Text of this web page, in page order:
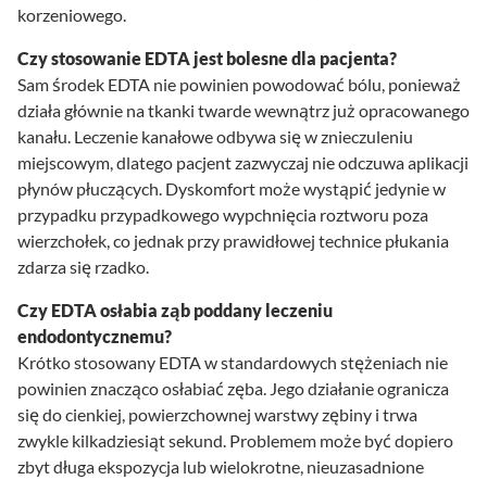
korzeniowego.
Czy stosowanie EDTA jest bolesne dla pacjenta?
Sam środek EDTA nie powinien powodować bólu, ponieważ
działa głównie na tkanki twarde wewnątrz już opracowanego
kanału. Leczenie kanałowe odbywa się w znieczuleniu
miejscowym, dlatego pacjent zazwyczaj nie odczuwa aplikacji
płynów płuczących. Dyskomfort może wystąpić jedynie w
przypadku przypadkowego wypchnięcia roztworu poza
wierzchołek, co jednak przy prawidłowej technice płukania
zdarza się rzadko.
Czy EDTA osłabia ząb poddany leczeniu
endodontycznemu?
Krótko stosowany EDTA w standardowych stężeniach nie
powinien znacząco osłabiać zęba. Jego działanie ogranicza
się do cienkiej, powierzchownej warstwy zębiny i trwa
zwykle kilkadziesiąt sekund. Problemem może być dopiero
zbyt długa ekspozycja lub wielokrotne, nieuzasadnione